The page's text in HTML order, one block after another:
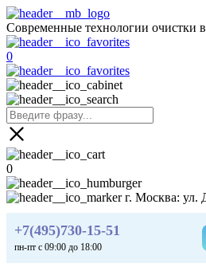
Современные технологии очистки
0
0
г. Москва: ул.
+7(495)730-15-51
пн-пт с 09:00 до 18:00